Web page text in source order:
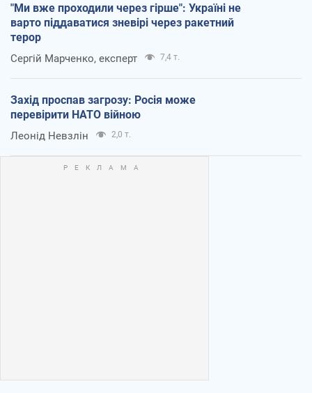
"Ми вже проходили через гірше": Україні не
варто піддаватися зневірі через ракетний
терор
Сергій Марченко, експерт 7,4 т.
Захід проспав загрозу: Росія може
перевірити НАТО війною
Леонід Невзлін 2,0 т.